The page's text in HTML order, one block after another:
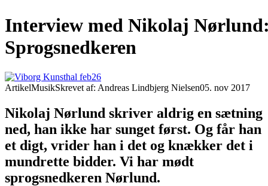
Interview med Nikolaj
Sprogsnedkeren
ArtikelMusikSkrevet af: Andreas Lindbjerg Nielsen05. nov 2017
Nikolaj Nørlund skriver aldrig en sætning
ned, han ikke har sunget først. Og får han
et digt, vrider han i det og knækker det i
mundrette bidder. Vi har mødt
sprogsnedkeren Nørlund.